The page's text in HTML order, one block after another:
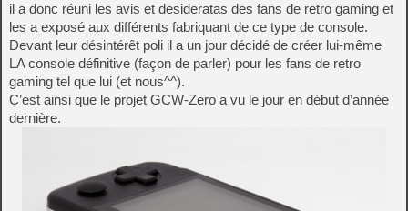
il a donc réuni les avis et desideratas des fans de retro gaming et
les a exposé aux différents fabriquant de ce type de console.
Devant leur désintérêt poli il a un jour décidé de créer lui-même
LA console définitive (façon de parler) pour les fans de retro
gaming tel que lui (et nous^^).
C’est ainsi que le projet GCW-Zero a vu le jour en début d’année
dernière.